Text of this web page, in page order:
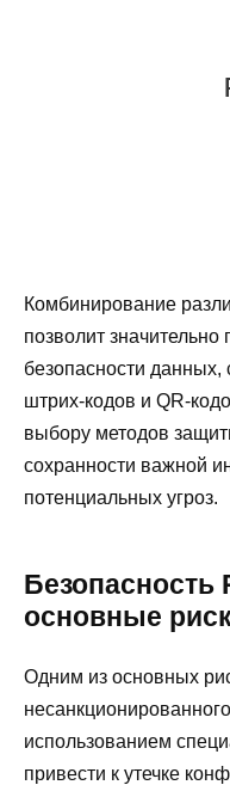
Комбинирование
позволит
безопасности
штрих-кодов и QR-
выбору методов
сохранности важной
потенциальных угроз.
Безопасность
основные
Одним из основных
использованием
привести к утечке